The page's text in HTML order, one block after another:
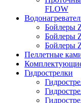
FLOW
Бойлеры
Бойлеры
Бойлеры
Пеллетные
Гидрострелки